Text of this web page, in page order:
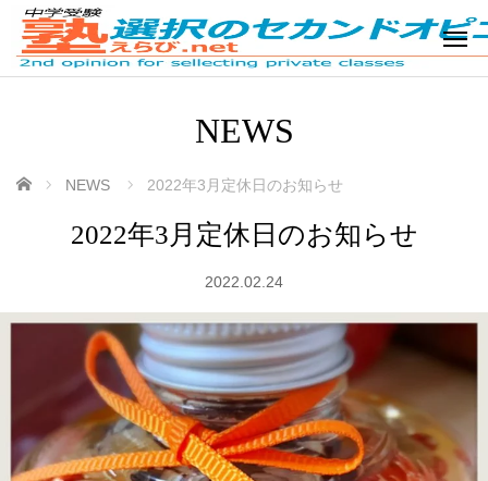
NEWS
ホーム NEWS 2022年3月定休日のお知らせ
2022年3月定休日のお知らせ
2022.02.24